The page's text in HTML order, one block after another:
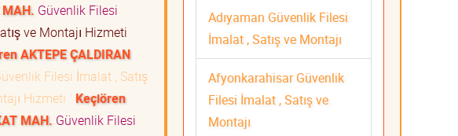
MAH. Güvenlik Filesi
ve Montajı Hizmeti
AKTEPE ÇALDIRAN
Filesi İmalat , Satış
Hizmeti
Keçiören
MAH. Güvenlik Filesi
Adıyaman Güvenlik Filesi
İmalat , Satış ve Montajı
Afyonkarahisar Güvenlik
Filesi İmalat , Satış ve
Montajı